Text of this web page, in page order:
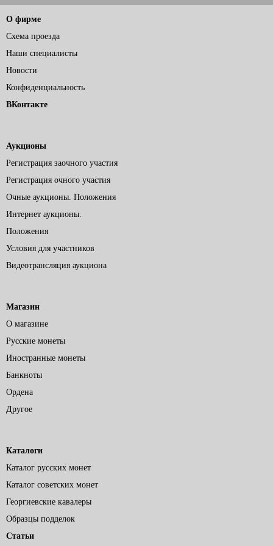
О фирме
Схема проезда
Наши специалисты
Новости
Конфиденциальность
ВКонтакте
Аукционы
Регистрация заочного участия
Регистрация очного участия
Очные аукционы. Положения
Интернет аукционы.
Положения
Условия для участников
Видеотрансляция аукциона
Магазин
О магазине
Русские монеты
Иностранные монеты
Банкноты
Ордена
Другое
Каталоги
Каталог русских монет
Каталог советских монет
Георгиевские кавалеры
Образцы подделок
Статьи